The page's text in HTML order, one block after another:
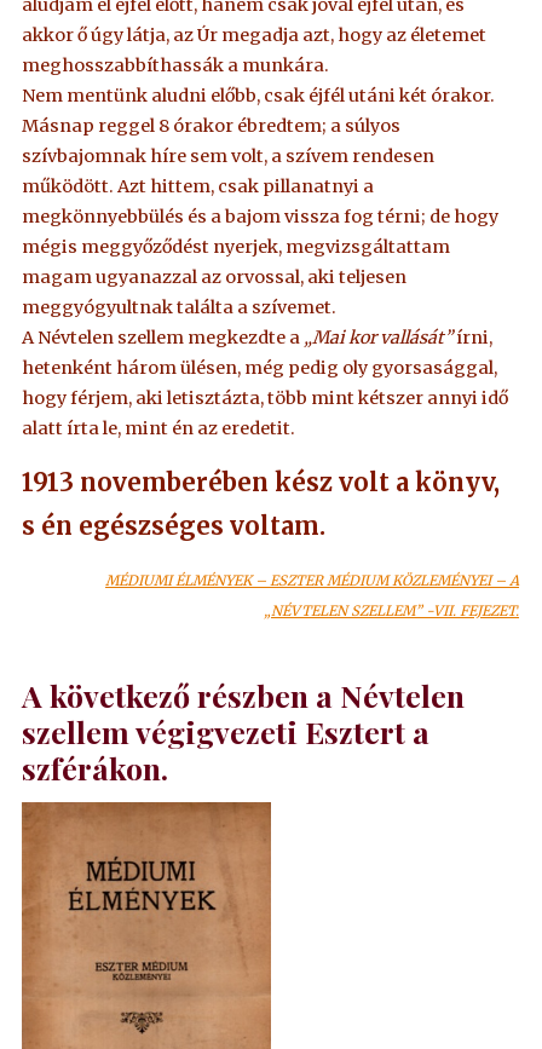
akkor ő úgy látja, az Úr megadja azt, hogy az életemet
meghosszabbíthassák a munkára.
Nem mentünk aludni előbb, csak éjfél utáni két órakor.
Másnap reggel 8 órakor ébredtem; a súlyos
szívbajomnak híre sem volt, a szívem rendesen
működött. Azt hittem, csak pillanatnyi a
megkönnyebbülés és a bajom vissza fog térni; de hogy
mégis meggyőződést nyerjek, megvizsgáltattam
magam ugyanazzal az orvossal, aki teljesen
meggyógyultnak találta a szívemet.
A Névtelen szellem megkezdte a „Mai kor vallását”írni,
hetenként három ülésen, még pedig oly gyorsasággal,
hogy férjem, aki letisztázta, több mint kétszer annyi idő
alatt írta le, mint én az eredetit.
1913 novemberében kész volt a könyv,
s én egészséges voltam.
MÉDIUMI ÉLMÉNYEK – ESZTER MÉDIUM KÖZLEMÉNYEI – A
„NÉVTELEN SZELLEM” -VII. FEJEZET.
A következő részben a Névtelen
szellem végigvezeti Esztert a
szférákon.